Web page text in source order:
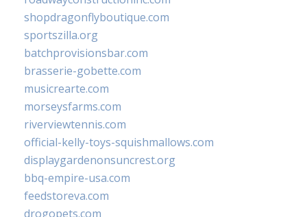
shopdragonflyboutique.com
sportszilla.org
batchprovisionsbar.com
brasserie-gobette.com
musicrearte.com
morseysfarms.com
riverviewtennis.com
official-kelly-toys-squishmallows.com
displaygardenonsuncrest.org
bbq-empire-usa.com
feedstoreva.com
drogopets.com